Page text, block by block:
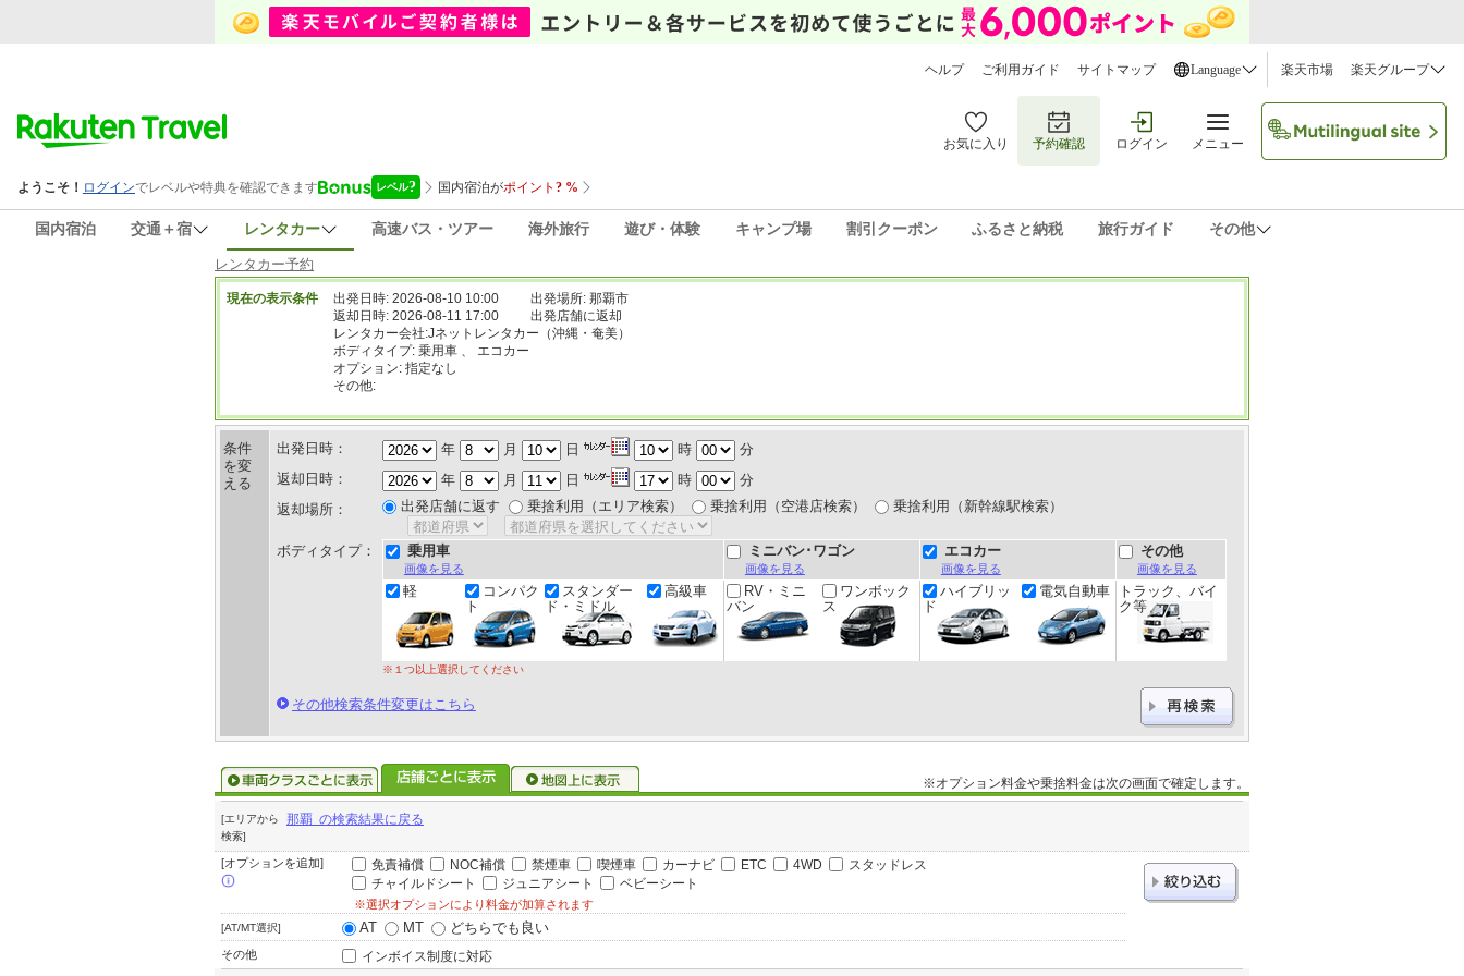
ヘルプ ご利用ガイド サイトマップ Language 楽天市場 楽天グループ
お気に入り 予約確認 ログイン メニュー
国内宿泊 交通＋宿 レンタカー 高速バス・ツアー 海外旅行 遊び・体験 キャンプ場 割引クーポン ふるさと納税 旅行ガイド その他
レンタカー予約
現在の表示条件 出発日時: 2026-08-10 10:00
出発場所: 那覇市
返却日時: 2026-08-11 17:00
出発店舗に返却
レンタカー会社:Jネットレンタカー（沖縄・奄美）
ボディタイプ: 乗用車 、 エコカー
オプション: 指定なし
その他:
条件
を変
える
出発日時： 年 月 日 時
分
返却日時：
年 月 日 時
分
返却場所：
出発店舗に返す 乗捨利用（エリア検索） 乗捨利用（空港店検索） 乗捨利用（新幹線駅検索）
ボディタイプ： 乗用車
画像を見る
ミニバン･ワゴン
画像を見る
エコカー
画像を見る
その他
画像を見る
軽
コンパク
ト
スタンダー
ド・ミドル
高級車
RV・ミニ
バン
ワンボック
ス
ハイブリッ
ド
電気自動車
トラック、バイ
ク等
※１つ以上選択してください
その他検索条件変更はこちら
※オプション料金や乗捨料金は次の画面で確定します。
[エリアから
検索]
那覇 の検索結果に戻る
[オプションを追加] 免責補償 NOC補償 禁煙車 喫煙車 カーナビ ETC 4WD
スタッドレス
チャイルドシート
ジュニアシート ベビーシート
※選択オプションにより料金が加算されます
[AT/MT選択] AT MT どちらでも良い
その他 インボイス制度に対応